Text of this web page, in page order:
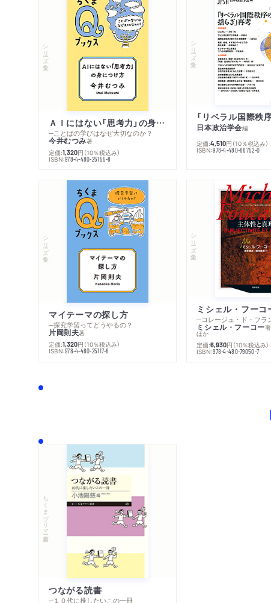
シリーズ・全集
ＡＩにはない「思考力」の身につけ方
─ことばの学びはなぜ大切なのか？
今井むつみ著
定価:1,320円 （10％税込み）
ISBN:978-4-480-25155-8
シリーズ・全集
日本政治学会編
定価:4,510円 （10％税込み）
ISBN:978-4-480-86752-0
シリーズ・全集
マイテーマの探し方
─探究学習ってどうやるの？
片岡則夫著
定価:1,320円 （10％税込み）
ISBN:978-4-480-25117-6
シリーズ・全集
ミシェル・フーコー著
ほか
定価:6,930円 （10％税込み）
ISBN:978-4-480-79050-7
ちくまプリマー新書
つながる読書
─１０代に推したいこの一冊